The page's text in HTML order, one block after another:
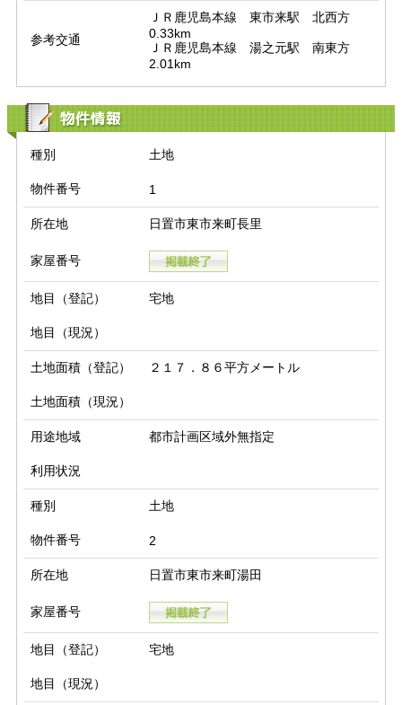
参考交通
ＪＲ鹿児島本線　東市来駅　北西方
0.33km
ＪＲ鹿児島本線　湯之元駅　南東方
2.01km
物件情報
種別 土地
物件番号 1
所在地 日置市東市来町長里
家屋番号
地目（登記） 宅地
地目（現況）
土地面積（登記） ２１７．８６平方メートル
土地面積（現況）
用途地域 都市計画区域外無指定
利用状況
種別 土地
物件番号 2
所在地 日置市東市来町湯田
家屋番号
地目（登記） 宅地
地目（現況）